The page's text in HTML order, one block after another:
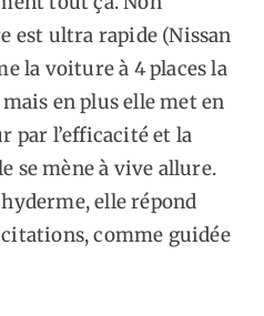
est ultra rapide (Nissan
la voiture à 4 places la
en plus elle met en
par l’efficacité et la
se mène à vive allure.
elle répond
comme guidée